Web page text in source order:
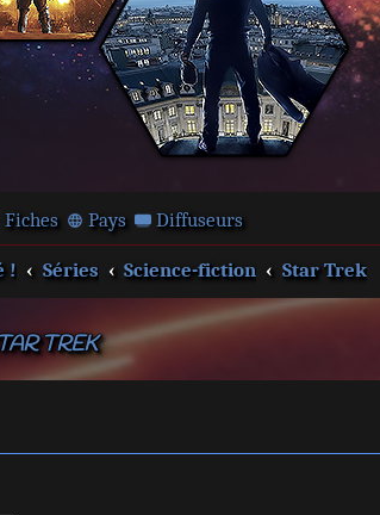
Fiches Pays Diffuseurs
! Séries Science-fiction Star Trek
TREK